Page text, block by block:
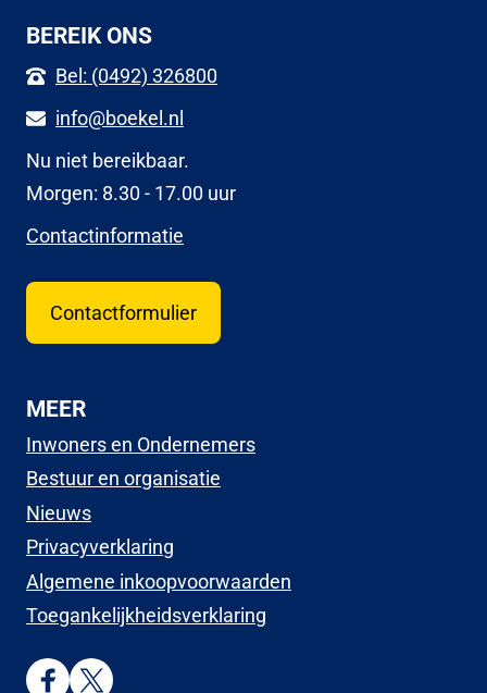
BEREIK ONS
Bel: (0492) 326800
info@boekel.nl
Nu niet bereikbaar.
Morgen: 8.30 - 17.00 uur
Contactinformatie
Contactformulier
MEER
Inwoners en Ondernemers
Bestuur en organisatie
Nieuws
Privacyverklaring
Algemene inkoopvoorwaarden
Toegankelijkheidsverklaring